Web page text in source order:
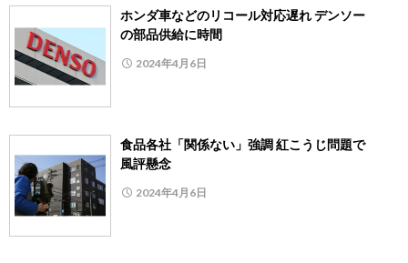
ホンダ車などのリコール対応遅れ デンソー
の部品供給に時間
2024年4月6日
食品各社「関係ない」強調 紅こうじ問題で
風評懸念
2024年4月6日